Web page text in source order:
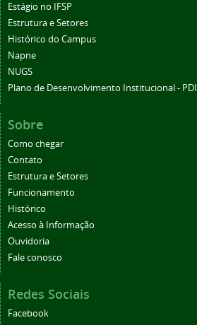
Estágio no IFSP
Estrutura e Setores
Histórico do Campus
Napne
NUGS
Plano de Desenvolvimento Institucional - PDI
Sobre
Como chegar
Contato
Estrutura e Setores
Funcionamento
Histórico
Acesso à Informação
Ouvidoria
Fale conosco
Redes Sociais
Facebook